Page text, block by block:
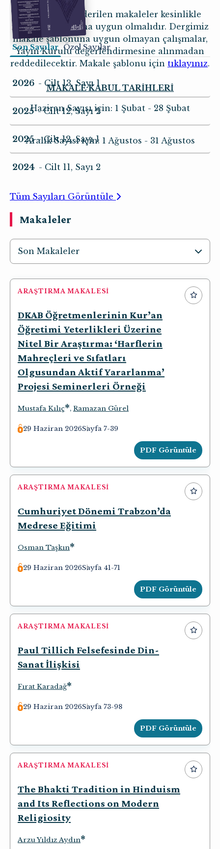
Dergimize gönderilen makaleler kesinlikle
ilan edilen şablona uygun olmalıdır. Dergimiz
makale şablonuna uygun olmayan çalışmalar,
Yayın Kurulu değerlendirmesine alınmadan
reddedilecektir. Makale şablonu için tıklayınız.
MAKALE KABUL TARİHLERİ
Haziran Sayısı için: 1 Şubat - 28 Şubat
Aralık Sayısı için: 1 Ağustos - 31 Ağustos
Son Sayılar Özel Sayılar
2026 - Cilt 13, Sayı 1
2025 - Cilt 12, Sayı 2
2025 - Cilt 12, Sayı 1
2024 - Cilt 11, Sayı 2
Tüm Sayıları Görüntüle
Makaleler
Son Makaleler
ARAŞTIRMA MAKALESI
DKAB Öğretmenlerinin Kur’an
Öğretimi Yeterlikleri Üzerine
Nitel Bir Araştırma: ‘Harflerin
Mahreçleri ve Sıfatları
Olgusundan Aktif Yararlanma’
Projesi Seminerleri Örneği
Mustafa Kılıç*, Ramazan Gürel
29 Haziran 2026Sayfa 7-39
PDF Görüntüle
ARAŞTIRMA MAKALESI
Cumhuriyet Dönemi Trabzon’da
Medrese Eğitimi
Osman Taşkın*
29 Haziran 2026Sayfa 41-71
PDF Görüntüle
ARAŞTIRMA MAKALESI
Paul Tillich Felsefesinde Din-
Sanat İlişkisi
Fırat Karadağ*
29 Haziran 2026Sayfa 73-98
PDF Görüntüle
ARAŞTIRMA MAKALESI
The Bhakti Tradition in Hinduism
and Its Reflections on Modern
Religiosity
Arzu Yıldız Aydın*